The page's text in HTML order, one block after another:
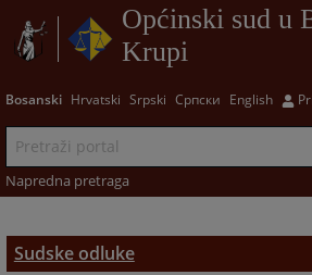
Općinski sud u
Krupi
Bosanski Hrvatski Srpski Српски English
Napredna pretraga
Sudske odluke